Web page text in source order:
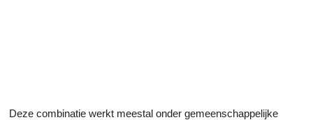
Deze combinatie werkt meestal onder gemeenschappelijke